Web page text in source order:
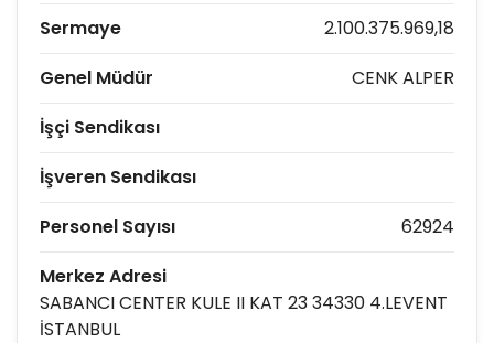
Sermaye
2.100.375.969,18
Genel Müdür
CENK ALPER
İşçi Sendikası
İşveren Sendikası
Personel Sayısı
62924
Merkez Adresi
SABANCI CENTER KULE II KAT 23 34330 4.LEVENT
İSTANBUL